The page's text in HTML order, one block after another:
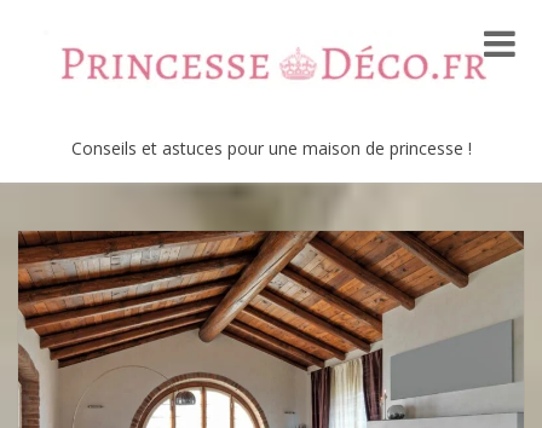
Conseils et astuces pour une maison de princesse !